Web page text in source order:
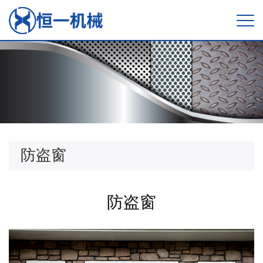
防盗窗
防盗窗